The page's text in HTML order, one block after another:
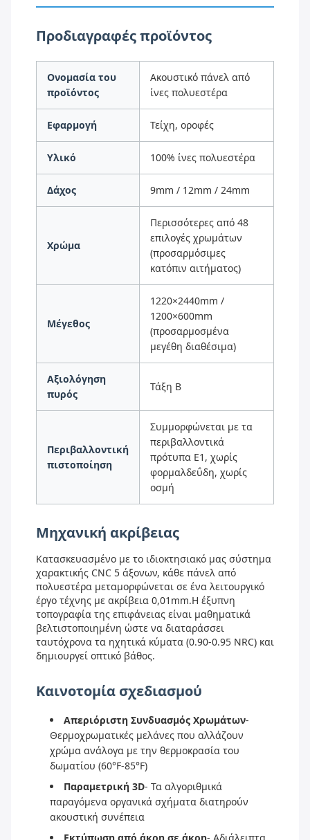
Προδιαγραφές προϊόντος
Ονομασία του
προϊόντος
Ακουστικό πάνελ από
ίνες πολυεστέρα
Εφαρμογή Τείχη, οροφές
Υλικό 100% ίνες πολυεστέρα
Δάχος 9mm / 12mm / 24mm
Χρώμα
Περισσότερες από 48
επιλογές χρωμάτων
(προσαρμόσιμες
κατόπιν αιτήματος)
Μέγεθος
1220×2440mm /
1200×600mm
(προσαρμοσμένα
μεγέθη διαθέσιμα)
Αξιολόγηση
πυρός
Τάξη Β
Περιβαλλοντική
πιστοποίηση
Συμμορφώνεται με τα
περιβαλλοντικά
πρότυπα E1, χωρίς
φορμαλδεΰδη, χωρίς
οσμή
Μηχανική ακρίβειας
Κατασκευασμένο με το ιδιοκτησιακό μας σύστημα
χαρακτικής CNC 5 άξονων, κάθε πάνελ από
πολυεστέρα μεταμορφώνεται σε ένα λειτουργικό
έργο τέχνης με ακρίβεια 0,01mm.Η έξυπνη
τοπογραφία της επιφάνειας είναι μαθηματικά
βελτιστοποιημένη ώστε να διαταράσσει
ταυτόχρονα τα ηχητικά κύματα (0.90-0.95 NRC) και
δημιουργεί οπτικό βάθος.
Καινοτομία σχεδιασμού
Απεριόριστη Συνδυασμός Χρωμάτων-
Θερμοχρωματικές μελάνες που αλλάζουν
χρώμα ανάλογα με την θερμοκρασία του
δωματίου (60°F-85°F)
Παραμετρική 3D- Τα αλγοριθμικά
παραγόμενα οργανικά σχήματα διατηρούν
ακουστική συνέπεια